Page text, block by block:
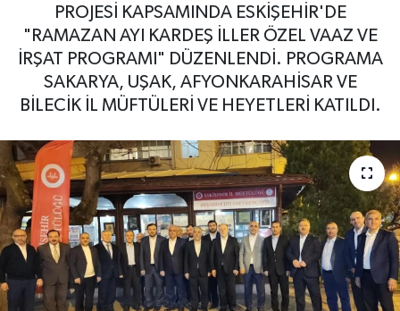
PROJESİ KAPSAMINDA ESKİŞEHİR'DE
"RAMAZAN AYI KARDEŞ İLLER ÖZEL VAAZ VE
İRŞAT PROGRAMI" DÜZENLENDİ. PROGRAMA
SAKARYA, UŞAK, AFYONKARAHİSAR VE
BİLECİK İL MÜFTÜLERİ VE HEYETLERİ KATILDI.